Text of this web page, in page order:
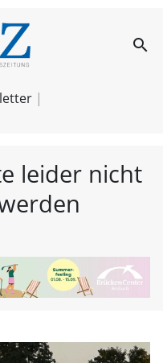
– search
leider nicht